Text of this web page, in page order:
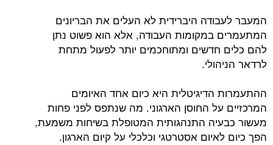
המעבר לעבודה היברידית לא העלים את הבריונים
המתעמרים במקומות העבודה, אלא הוא פשוט נתן
להם כלים חדשים ומתוחכמים יותר לפעול מתחת
לרדאר הניהולי.
ההתעמרות הדיגיטלית היא כיום אחד האיומים
המרכזיים על החוסן הארגוני. מה שנתפס לפני פחות
מעשור כבעיה התנהגותית המטופלת בשיחות משמעת,
הפך כיום לאיום אסטרטגי וכלכלי על קיום הארגון.